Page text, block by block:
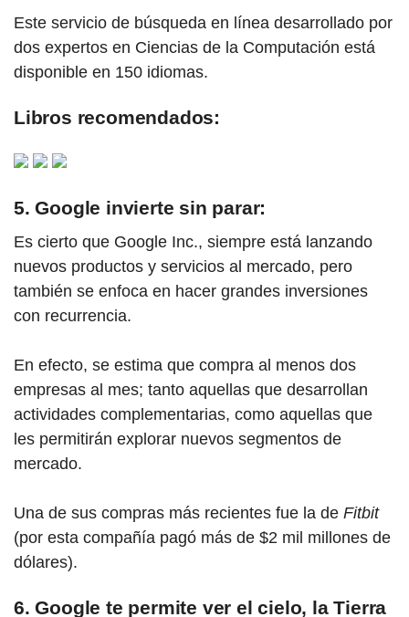
Este servicio de búsqueda en línea desarrollado por
dos expertos en Ciencias de la Computación está
disponible en 150 idiomas.
Libros recomendados:
5. Google invierte sin parar:
Es cierto que Google Inc., siempre está lanzando
nuevos productos y servicios al mercado, pero
también se enfoca en hacer grandes inversiones
con recurrencia.
En efecto, se estima que compra al menos dos
empresas al mes; tanto aquellas que desarrollan
actividades complementarias, como aquellas que
les permitirán explorar nuevos segmentos de
mercado.
Una de sus compras más recientes fue la de Fitbit
(por esta compañía pagó más de $2 mil millones de
dólares).
6. Google te permite ver el cielo, la Tierra